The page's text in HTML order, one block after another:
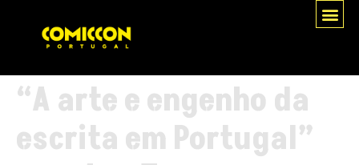
“A arte e engenho da
escrita em Portugal”